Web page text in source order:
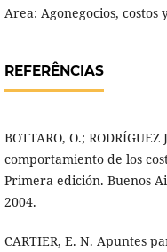
Area: Agonegocios,
REFERÊNCIAS
BOTTARO, O.;
comportamiento de los
Primera edición. Buenos
2004.
CARTIER, E. N. Apuntes